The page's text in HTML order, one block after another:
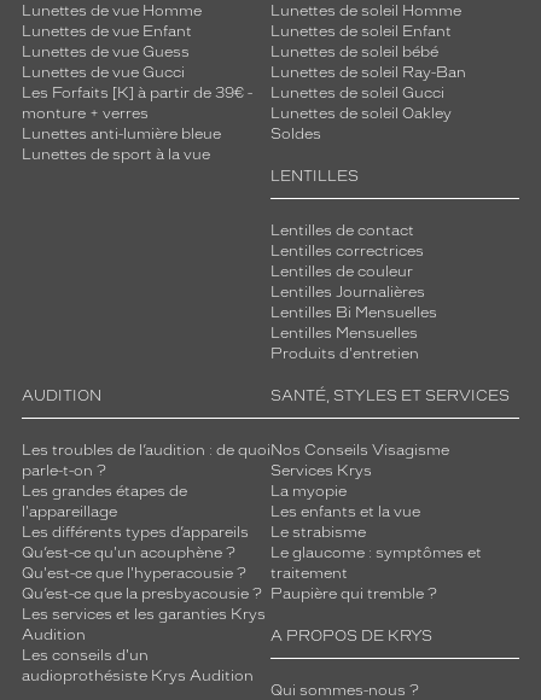
Lunettes de vue Homme
Lunettes de vue Enfant
Lunettes de vue Guess
Lunettes de vue Gucci
Les Forfaits [K] à partir de 39€ -
monture + verres
Lunettes anti-lumière bleue
Lunettes de sport à la vue
Lunettes de soleil Homme
Lunettes de soleil Enfant
Lunettes de soleil bébé
Lunettes de soleil Ray-Ban
Lunettes de soleil Gucci
Lunettes de soleil Oakley
Soldes
LENTILLES
Lentilles de contact
Lentilles correctrices
Lentilles de couleur
Lentilles Journalières
Lentilles Bi Mensuelles
Lentilles Mensuelles
Produits d'entretien
AUDITION
Les troubles de l’audition : de quoi
parle-t-on ?
Les grandes étapes de
l'appareillage
Les différents types d’appareils
Qu’est-ce qu'un acouphène ?
Qu'est-ce que l'hyperacousie ?
Qu’est-ce que la presbyacousie ?
Les services et les garanties Krys
Audition
Les conseils d'un
audioprothésiste Krys Audition
SANTÉ, STYLES ET SERVICES
Nos Conseils Visagisme
Services Krys
La myopie
Les enfants et la vue
Le strabisme
Le glaucome : symptômes et
traitement
Paupière qui tremble ?
A PROPOS DE KRYS
Qui sommes-nous ?